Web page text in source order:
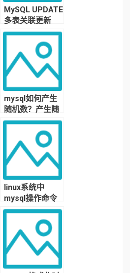
MySQL UPDATE
多表关联更新
mysql如何产生
随机数？产生随
机数的函数
linux系统中
mysql操作命令
大全